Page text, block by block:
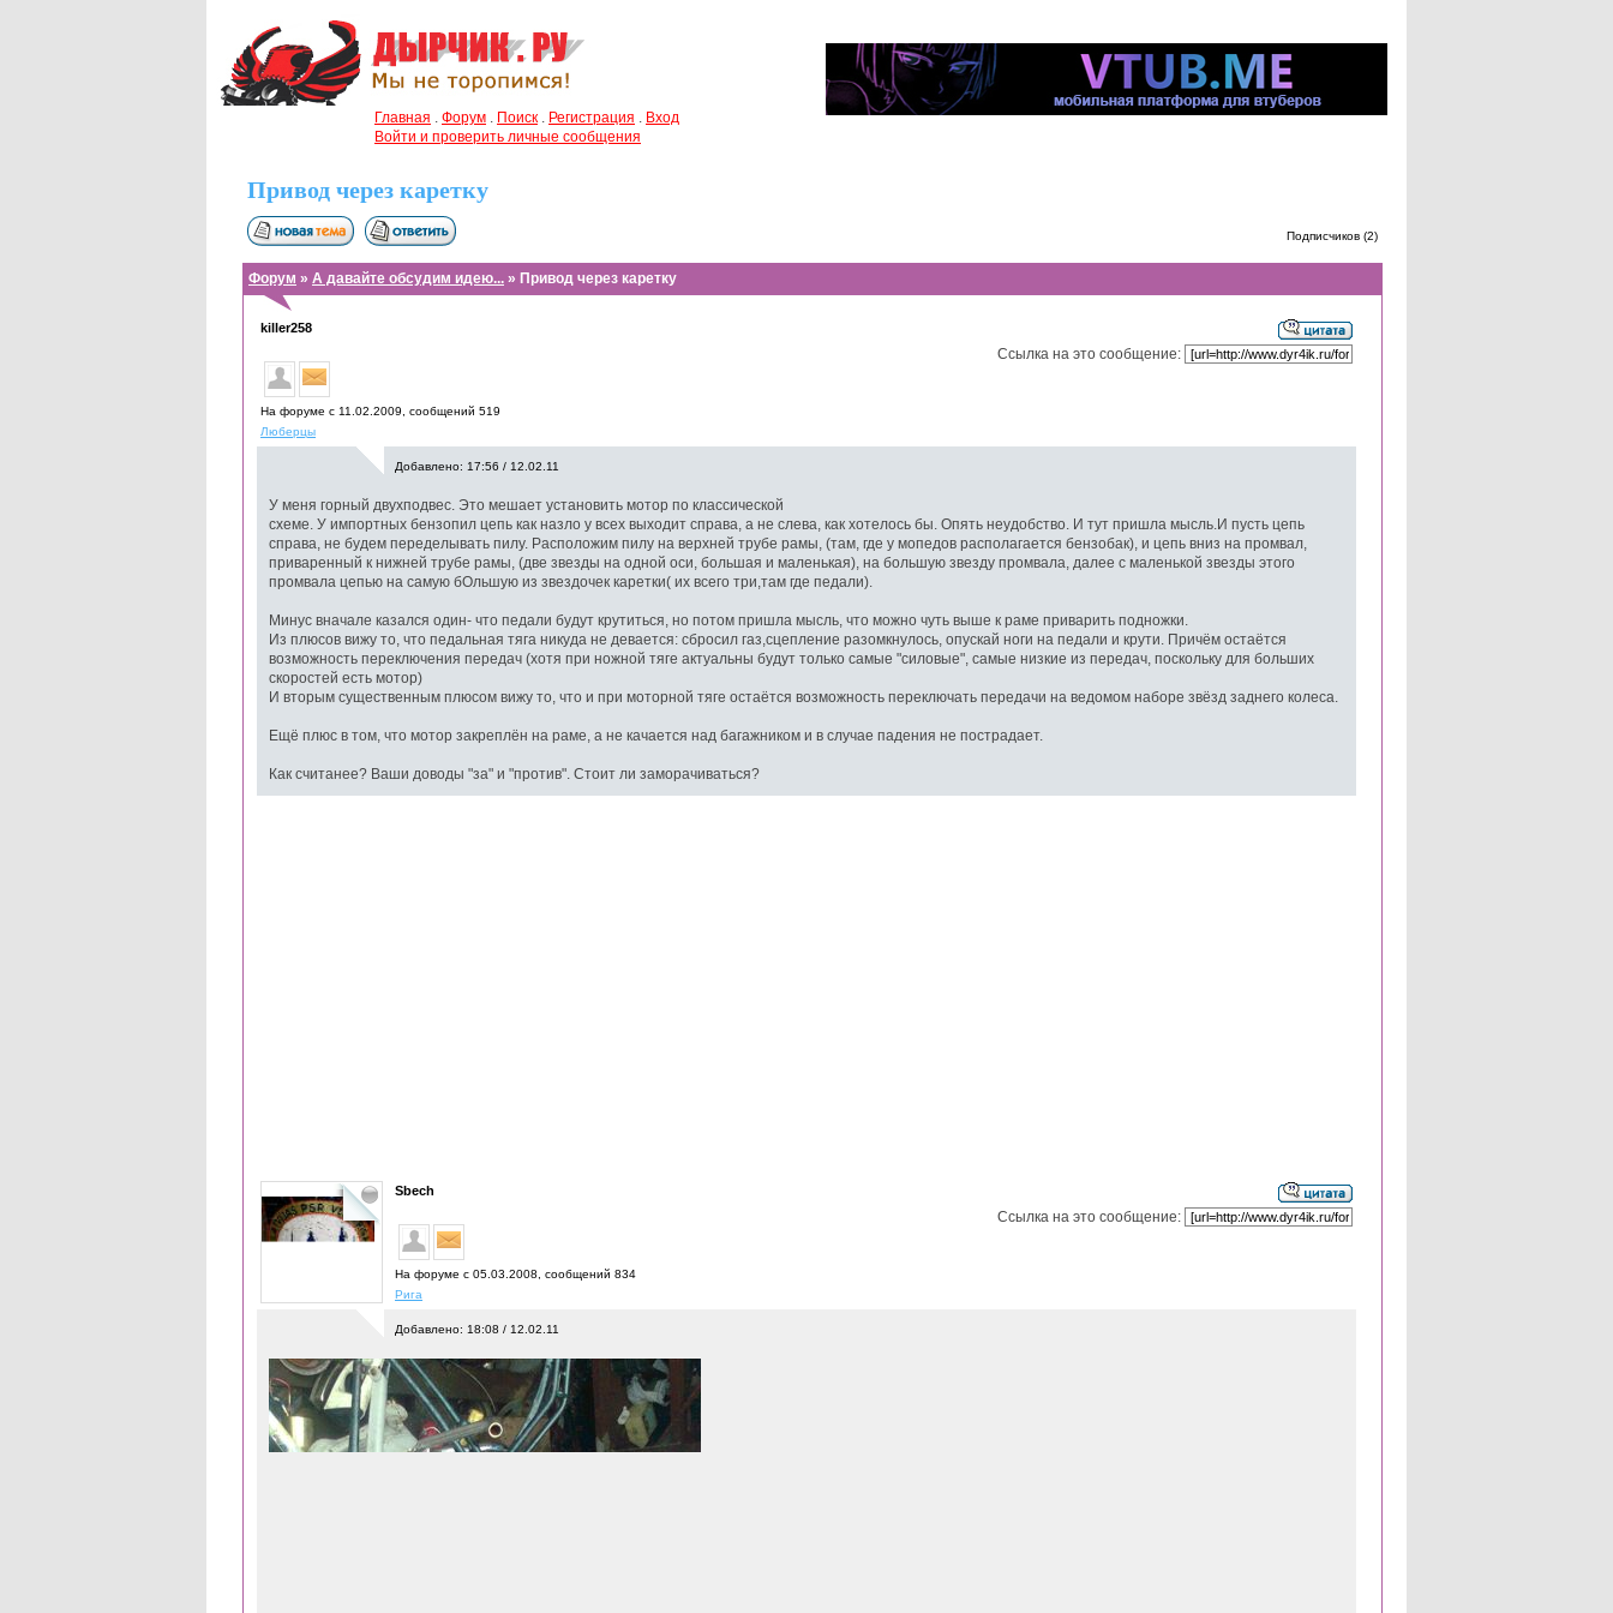
Главная . Форум . Поиск . Регистрация . Вход
Войти и проверить личные сообщения
Привод через каретку
Подписчиков (2)
Форум » А давайте обсудим идею... » Привод через каретку
killer258
На форуме с 11.02.2009, cообщений 519
Люберцы
Ссылка на это сообщение:
Добавлено: 17:56 / 12.02.11
У меня горный двухподвес. Это мешает установить мотор по классической
схеме. У импортных бензопил цепь как назло у всех выходит справа, а не слева, как хотелось бы. Опять неудобство. И тут пришла мысль.И пусть цепь
справа, не будем переделывать пилу. Расположим пилу на верхней трубе рамы, (там, где у мопедов располагается бензобак), и цепь вниз на промвал,
приваренный к нижней трубе рамы, (две звезды на одной оси, большая и маленькая), на большую звезду промвала, далее с маленькой звезды этого
промвала цепью на самую бОльшую из звездочек каретки( их всего три,там где педали).
Минус вначале казался один- что педали будут крутиться, но потом пришла мысль, что можно чуть выше к раме приварить подножки.
Из плюсов вижу то, что педальная тяга никуда не девается: сбросил газ,сцепление разомкнулось, опускай ноги на педали и крути. Причём остаётся
возможность переключения передач (хотя при ножной тяге актуальны будут только самые "силовые", самые низкие из передач, поскольку для больших
скоростей есть мотор)
И вторым существенным плюсом вижу то, что и при моторной тяге остаётся возможность переключать передачи на ведомом наборе звёзд заднего колеса.
Ещё плюс в том, что мотор закреплён на раме, а не качается над багажником и в случае падения не пострадает.
Как считанее? Ваши доводы "за" и "против". Стоит ли заморачиваться?
Sbech
На форуме с 05.03.2008, cообщений 834
Рига
Ссылка на это сообщение:
Добавлено: 18:08 / 12.02.11